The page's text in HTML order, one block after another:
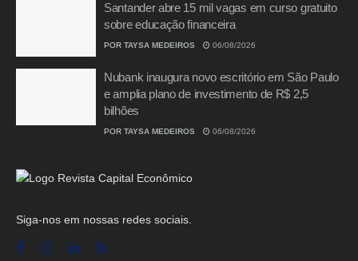
Santander abre 15 mil vagas em curso gratuito
sobre educação financeira
POR TAYSA MEDEIROS 06/08/2026
Nubank inaugura novo escritório em São Paulo
e amplia plano de investimento de R$ 2,5
bilhões
POR TAYSA MEDEIROS 06/08/2026
Siga-nos em nossas redes sociais.